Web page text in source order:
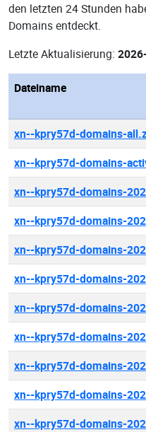
den letzten 24 Stunden
Domains entdeckt.
Letzte Aktualisierung:
Dateiname
xn--kpry57d-domains-
xn--kpry57d-domains-
xn--kpry57d-domains-
xn--kpry57d-domains-
xn--kpry57d-domains-
xn--kpry57d-domains-
xn--kpry57d-domains-
xn--kpry57d-domains-
xn--kpry57d-domains-
xn--kpry57d-domains-
xn--kpry57d-domains-